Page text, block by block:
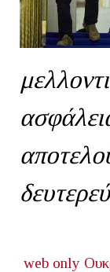
web only